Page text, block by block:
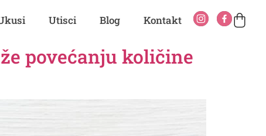
Utisci Blog Kontakt
povećanju količine